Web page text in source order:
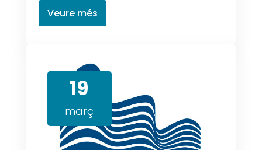
Veure més
19
març